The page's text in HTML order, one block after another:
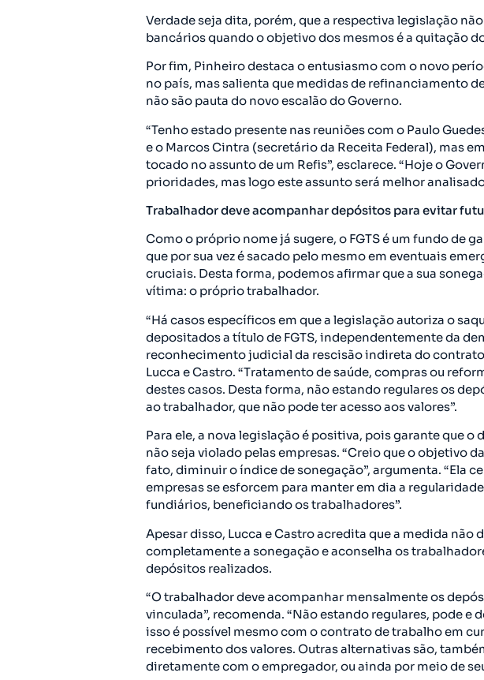
Verdade seja dita, porém, que a respectiva legislação
bancários quando o objetivo dos mesmos é a quitação
Por fim, Pinheiro destaca o entusiasmo com o novo
no país, mas salienta que medidas de refinanciamento
não são pauta do novo escalão do Governo.
“Tenho estado presente nas reuniões com o Paulo
e o Marcos Cintra (secretário da Receita Federal), mas
tocado no assunto de um Refis”, esclarece. “Hoje o
prioridades, mas logo este assunto será melhor
Trabalhador deve acompanhar depósitos para evitar
Como o próprio nome já sugere, o FGTS é um fundo de
que por sua vez é sacado pelo mesmo em eventuais
cruciais. Desta forma, podemos afirmar que a sua
vítima: o próprio trabalhador.
“Há casos específicos em que a legislação autoriza o
depositados a título de FGTS, independentemente da
reconhecimento judicial da rescisão indireta do contrato
Lucca e Castro. “Tratamento de saúde, compras ou
destes casos. Desta forma, não estando regulares os
ao trabalhador, que não pode ter acesso aos valores”.
Para ele, a nova legislação é positiva, pois garante que
não seja violado pelas empresas. “Creio que o objetivo
fato, diminuir o índice de sonegação”, argumenta. “Ela
empresas se esforcem para manter em dia a
fundiários, beneficiando os trabalhadores”.
Apesar disso, Lucca e Castro acredita que a medida não
completamente a sonegação e aconselha os
depósitos realizados.
“O trabalhador deve acompanhar mensalmente os
vinculada”, recomenda. “Não estando regulares, pode e
isso é possível mesmo com o contrato de trabalho em
recebimento dos valores. Outras alternativas são,
diretamente com o empregador, ou ainda por meio de